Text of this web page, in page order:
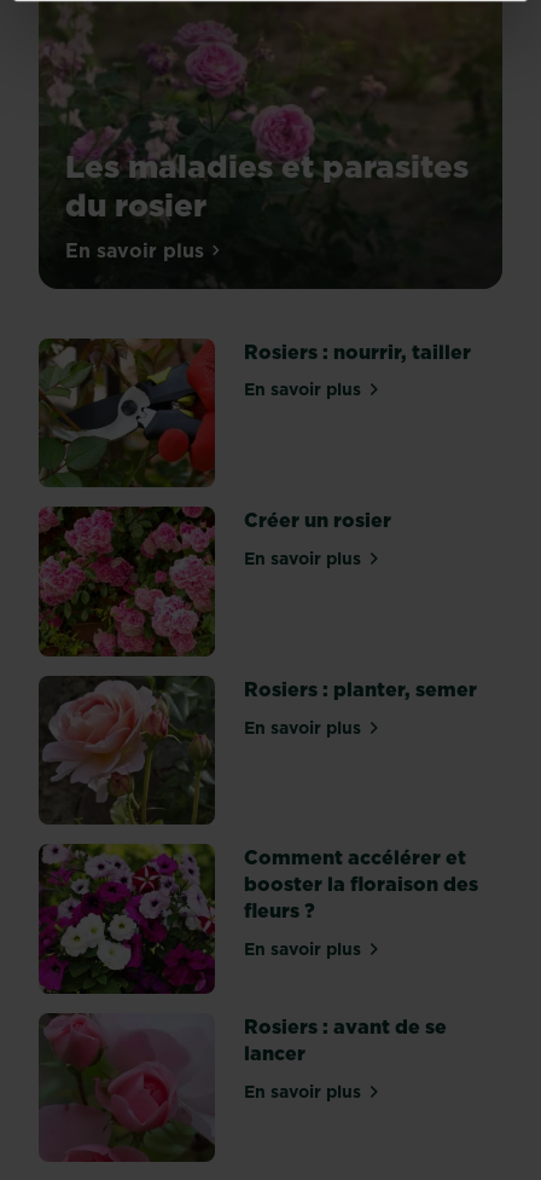
Les maladies et parasites
du rosier
En savoir plussur Les maladies et parasites du rosier
Rosiers : nourrir, tailler
En savoir plussur Rosiers : nourrir, tailler
Créer un rosier
En savoir plussur Créer un rosier
Rosiers : planter, semer
En savoir plussur Rosiers : planter,
Comment accélérer et
booster la floraison des
fleurs ?
En savoir plussur Comment accélérer
Rosiers : avant de se
lancer
En savoir plussur Rosiers : avant de se